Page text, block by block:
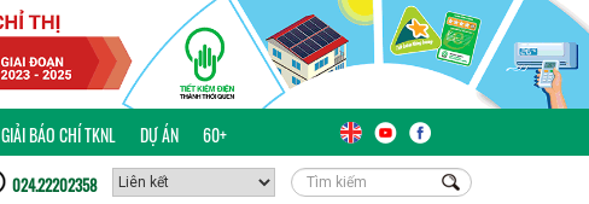
GIẢI BÁO CHÍ TKNL DỰ ÁN 60+
024.22202358